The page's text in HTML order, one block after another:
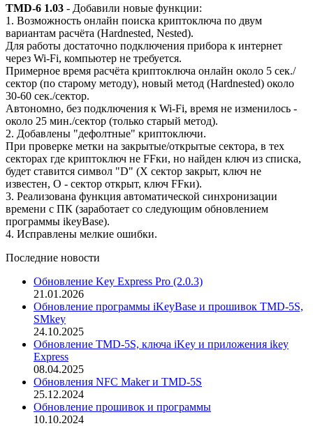
TMD-6 1.03 - Добавили новые функции:
1. Возможность онлайн поиска криптоключа по двум
вариантам расчёта (Hardnested, Nested).
Для работы достаточно подключения прибора к интернет
через Wi-Fi, компьютер не требуется.
Примерное время расчёта криптоключа онлайн около 5 сек./
сектор (по старому методу), новый метод (Hardnested) около
30-60 сек./сектор.
Автономно, без подключения к Wi-Fi, время не изменилось -
около 25 мин./сектор (только старый метод).
2. Добавлены "дефолтные" криптоключи.
При проверке метки на закрытые/открытые сектора, в тех
секторах где криптоключ не FFки, но найден ключ из списка,
будет ставится символ "D" (Х сектор закрыт, ключ не
известен, О - сектор открыт, ключ FFки).
3. Реализована функция автоматической синхронизации
времени с ПК (заработает со следующим обновлением
программы ikeyBase).
4. Исправлены мелкие ошибки.
Последние новости
Обновление Key Express Pro (2.0.3)
21.01.2026
Обновление программы iKeyBase и прошивок TMD-5S,
SMkey
24.10.2025
Обновление TMD-5S, ключа iKey и приложения ikey
Express
08.04.2025
Обновления NFC Maker и TMD-5S
25.12.2024
Обновление прошивок и программы
10.10.2024